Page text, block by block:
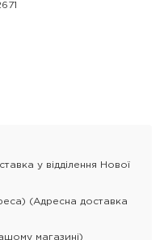
у відділення Нової
(Адресна доставка
магазині)